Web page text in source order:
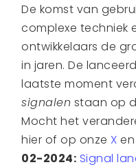
De komst van
complexe techniek
ontwikkelaars de
in jaren. De
laatste moment
signalen staan op
Mocht het
hier of op onze X en
02-2024: Signal